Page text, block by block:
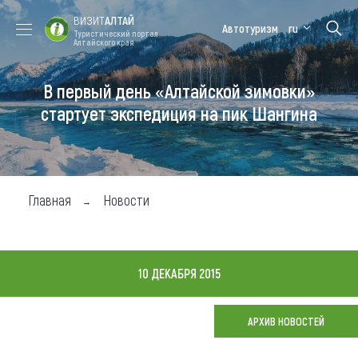
Форум VISIT
ALTAI
Цветение
маральника
Медицинский
форум
Алтайская
зимовка
Туры
Где побывать
Чем заняться
Где остановиться
ВИЗИТАЛТАЙ
Туристический портал
Алтайского края
Автотуризм ru
В первый день «Алтайской зимовки»
стартует экспедиция на пик Шангина
Главная Новости
10 ДЕКАБРЯ 2015
АРХИВ НОВОСТЕЙ